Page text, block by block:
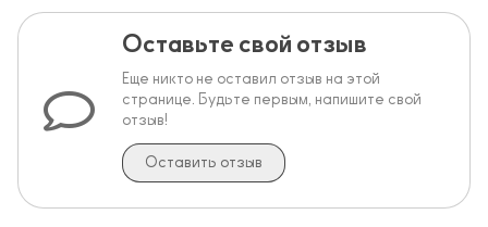
Оставьте свой отзыв
Еще никто не оставил отзыв на этой
странице. Будьте первым, напишите свой
отзыв!
Оставить отзыв